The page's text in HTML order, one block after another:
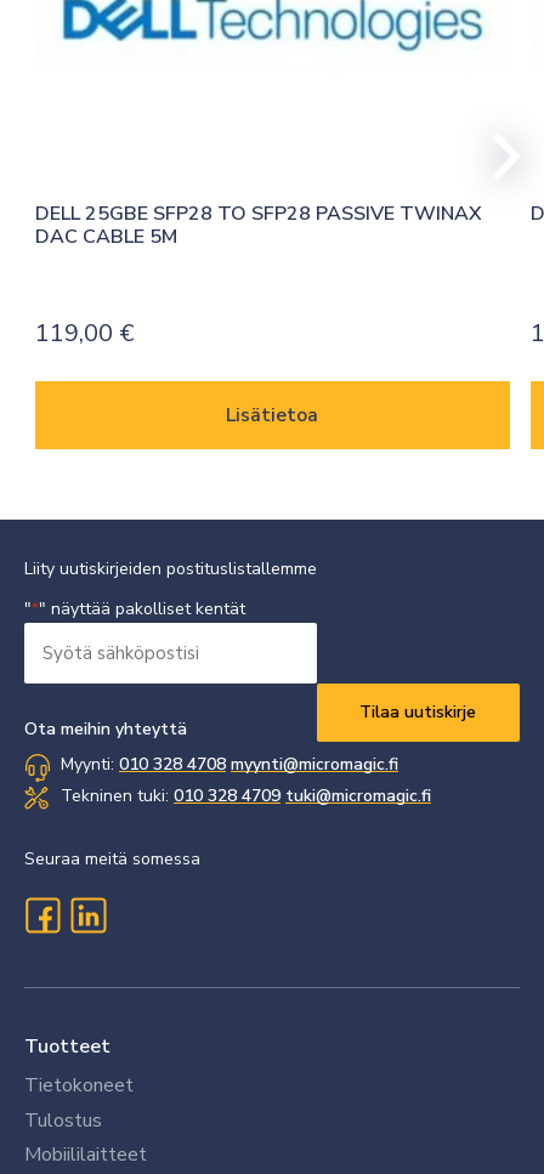
DELL 25GBE SFP28 TO SFP28 PASSIVE TWINAX
DAC CABLE 5M
119,00 €
Lisätietoa
Liity uutiskirjeiden postituslistallemme
"*" näyttää pakolliset kentät
sähköpostisi
Ota meihin yhteyttä
Myynti: 010 328 4708 myynti@micromagic.fi
Tekninen tuki: 010 328 4709 tuki@micromagic.fi
Seuraa meitä somessa
Tuotteet
Tietokoneet
Tulostus
Mobiililaitteet